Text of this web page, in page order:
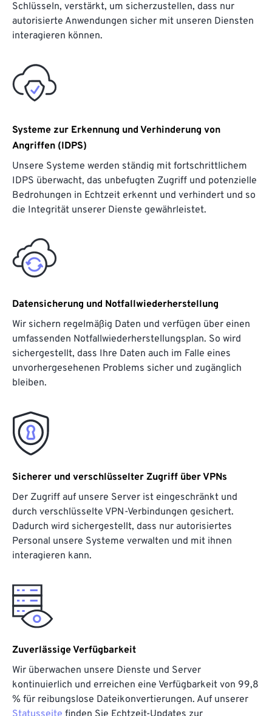
Schlüsseln, verstärkt, um sicherzustellen, dass nur
autorisierte Anwendungen sicher mit unseren Diensten
interagieren können.
Systeme zur Erkennung und Verhinderung von
Angriffen (IDPS)
Unsere Systeme werden ständig mit fortschrittlichem
IDPS überwacht, das unbefugten Zugriff und potenzielle
Bedrohungen in Echtzeit erkennt und verhindert und so
die Integrität unserer Dienste gewährleistet.
Datensicherung und Notfallwiederherstellung
Wir sichern regelmäßig Daten und verfügen über einen
umfassenden Notfallwiederherstellungsplan. So wird
sichergestellt, dass Ihre Daten auch im Falle eines
unvorhergesehenen Problems sicher und zugänglich
bleiben.
Sicherer und verschlüsselter Zugriff über VPNs
Der Zugriff auf unsere Server ist eingeschränkt und
durch verschlüsselte VPN-Verbindungen gesichert.
Dadurch wird sichergestellt, dass nur autorisiertes
Personal unsere Systeme verwalten und mit ihnen
interagieren kann.
Zuverlässige Verfügbarkeit
Wir überwachen unsere Dienste und Server
kontinuierlich und erreichen eine Verfügbarkeit von 99,8
% für reibungslose Dateikonvertierungen. Auf unserer